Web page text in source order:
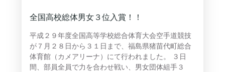
全国高校総体男女３位入賞！！
平成２９年度全国高等学校総合体育大会空手道競技
が７月２８日から３１日まで、福島県猪苗代町総合
体育館（カメアリーナ）にて行われました。 ３日
間、部員全員で力を合わせ戦い、男女団体組手３